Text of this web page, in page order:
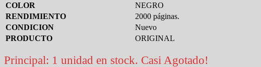
COLOR
NEGRO
RENDIMIENTO
2000 páginas.
CONDICION
Nuevo
PRODUCTO
ORIGINAL
Principal: 1 unidad en stock. Casi Agotado!